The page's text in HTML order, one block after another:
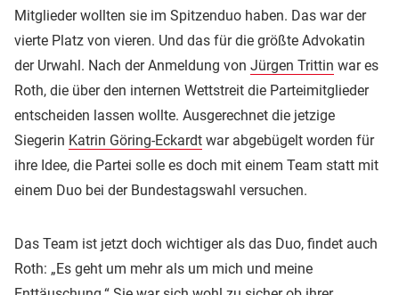
Mitglieder wollten sie im Spitzenduo haben. Das war der
vierte Platz von vieren. Und das für die größte Advokatin
der Urwahl. Nach der Anmeldung von Jürgen Trittin war es
Roth, die über den internen Wettstreit die Parteimitglieder
entscheiden lassen wollte. Ausgerechnet die jetzige
Siegerin Katrin Göring-Eckardt war abgebügelt worden für
ihre Idee, die Partei solle es doch mit einem Team statt mit
einem Duo bei der Bundestagswahl versuchen.
Das Team ist jetzt doch wichtiger als das Duo, findet auch
Roth: „Es geht um mehr als um mich und meine